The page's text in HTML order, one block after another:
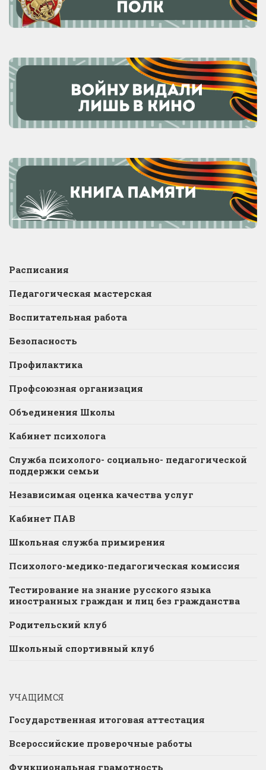
Расписания
Педагогическая мастерская
Воспитательная работа
Безопасность
Профилактика
Профсоюзная организация
Объединения Школы
Кабинет психолога
Служба психолого- социально- педагогической
поддержки семьи
Независимая оценка качества услуг
Кабинет ПАВ
Школьная служба примирения
Психолого-медико-педагогическая комиссия
Тестирование на знание русского языка
иностранных граждан и лиц без гражданства
Родительский клуб
Школьный спортивный клуб
УЧАЩИМСЯ
Государственная итоговая аттестация
Всероссийские проверочные работы
Функциональная грамотность